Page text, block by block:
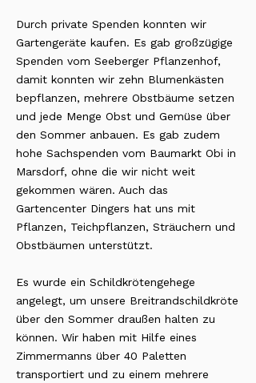
Durch private Spenden konnten wir
Gartengeräte kaufen. Es gab großzügige
Spenden vom Seeberger Pflanzenhof,
damit konnten wir zehn Blumenkästen
bepflanzen, mehrere Obstbäume setzen
und jede Menge Obst und Gemüse über
den Sommer anbauen. Es gab zudem
hohe Sachspenden vom Baumarkt Obi in
Marsdorf, ohne die wir nicht weit
gekommen wären. Auch das
Gartencenter Dingers hat uns mit
Pflanzen, Teichpflanzen, Sträuchern und
Obstbäumen unterstützt.
Es wurde ein Schildkrötengehege
angelegt, um unsere Breitrandschildkröte
über den Sommer draußen halten zu
können. Wir haben mit Hilfe eines
Zimmermanns über 40 Paletten
transportiert und zu einem mehrere